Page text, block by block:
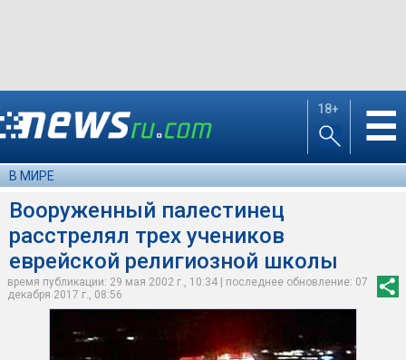
18+ ☰
В МИРЕ
Вооруженный палестинец
расстрелял трех учеников
еврейской религиозной школы
время публикации: 29 мая 2002 г., 10:34 | последнее обновление: 07
декабря 2017 г., 08:56